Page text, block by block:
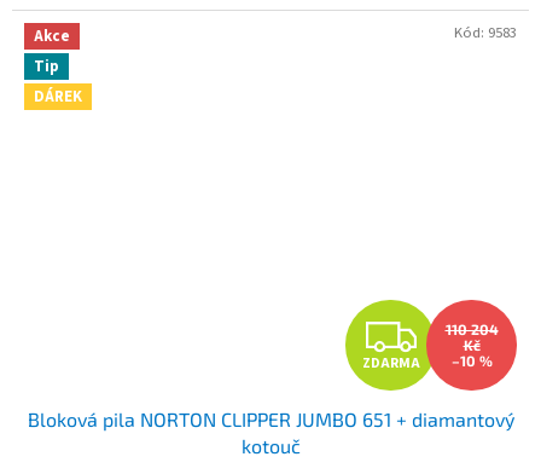
Akce
Tip
DÁREK
Z
D
A
ZDARMA
110 204
Kč
–10 %
Bloková pila NORTON CLIPPER JUMBO 651 + diamantový
kotouč
Kód: 9583